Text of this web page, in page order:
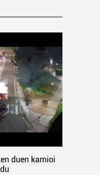
duen kamioi